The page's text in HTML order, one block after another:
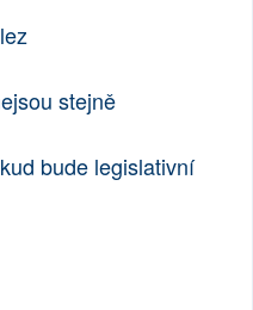
stejně
bude legislativní